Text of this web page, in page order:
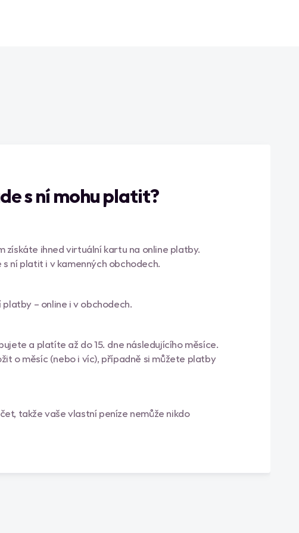
s ní mohu platit?
získáte ihned virtuální kartu na online platby.
ní platit i v kamenných obchodech.
– online i v obchodech.
a platíte až do 15. dne následujícího měsíce.
o měsíc (nebo i víc), případně si můžete platby
takže vaše vlastní peníze nemůže nikdo